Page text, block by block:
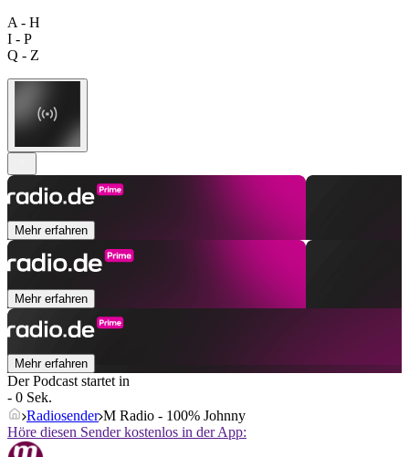
A - H
I - P
Q - Z
Mehr erfahren
Mehr erfahren
Mehr erfahren
Der Podcast startet in
- 0 Sek.
Radiosender M Radio - 100% Johnny
Höre diesen Sender kostenlos in der App: